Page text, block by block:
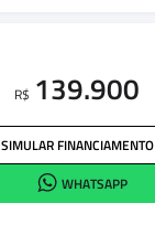
R$ 139.900
SIMULAR FINANCIAMENTO
WHATSAPP